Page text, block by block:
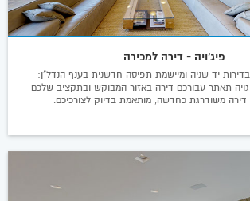
פיג'ויה - דירה למכירה
יד שניה ומיישמת תפיסה חדשנית בענף הנדל"ן:
תאתר עבורכם דירה באזור המבוקש ובתקציב שלכם
משודרגת כחדשה, מותאמת בדיוק לצורכיכם.